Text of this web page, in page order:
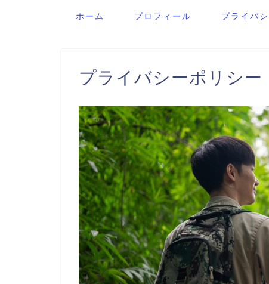
ホーム プロフィール プライバ
プライバシーポリシー